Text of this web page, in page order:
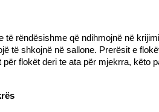
rëndësishme që ndihmojnë në
të shkojnë në sallone. Prerësit e
flokët deri te ata për mjekrra,